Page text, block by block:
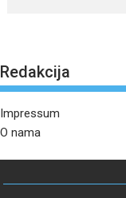
Redakcija
Impressum
O nama